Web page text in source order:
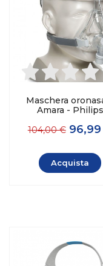
Maschera
Amara - Philips
104,00 €
Acquista